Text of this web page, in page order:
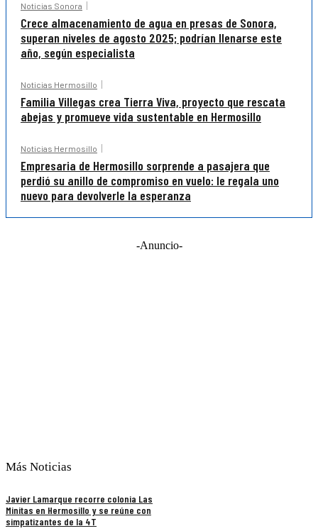
Noticias Sonora
Crece almacenamiento de agua en presas de Sonora,
superan niveles de agosto 2025; podrían llenarse este
año, según especialista
Noticias Hermosillo
Familia Villegas crea Tierra Viva, proyecto que rescata
abejas y promueve vida sustentable en Hermosillo
Noticias Hermosillo
Empresaria de Hermosillo sorprende a pasajera que
perdió su anillo de compromiso en vuelo: le regala uno
nuevo para devolverle la esperanza
-Anuncio-
Más Noticias
Javier Lamarque recorre colonia Las
Minitas en Hermosillo y se reúne con
simpatizantes de la 4T